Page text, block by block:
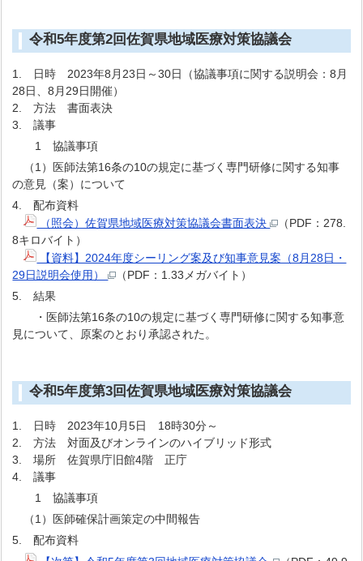
令和5年度第2回佐賀県地域医療対策協議会
1. 日時 2023年8月23日～30日（協議事項に関する説明会：8月
28日、8月29日開催）
2. 方法 書面表決
3. 議事
1 協議事項
（1）医師法第16条の10の規定に基づく専門研修に関する知事
の意見（案）について
4. 配布資料
（照会）佐賀県地域医療対策協議会書面表決
（PDF：278.
8キロバイト）
【資料】2024年度シーリング案及び知事意見案（8月28日・
29日説明会使用）
（PDF：1.33メガバイト）
5. 結果
・医師法第16条の10の規定に基づく専門研修に関する知事意
見について、原案のとおり承認された。
令和5年度第3回佐賀県地域医療対策協議会
1. 日時 2023年10月5日 18時30分～
2. 方法 対面及びオンラインのハイブリッド形式
3. 場所 佐賀県庁旧館4階 正庁
4. 議事
1 協議事項
（1）医師確保計画策定の中間報告
5. 配布資料